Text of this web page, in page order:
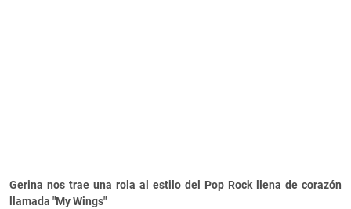
Gerina nos trae una rola al estilo del Pop Rock llena de corazón
llamada "My Wings"